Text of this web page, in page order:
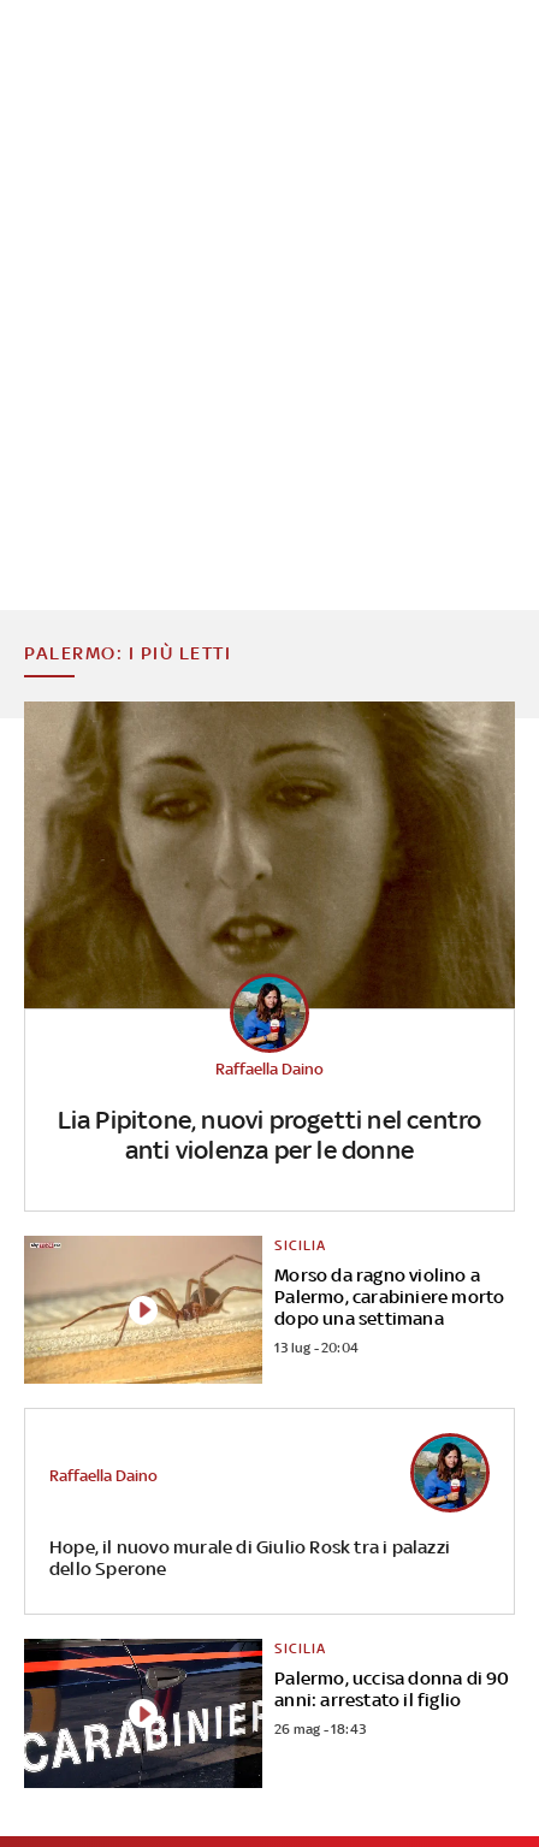
PALERMO: I PIÙ LETTI
Lia Pipitone, nuovi progetti nel centro
anti violenza per le donne
Raffaella Daino
Morso da ragno violino a
Palermo, carabiniere morto
dopo una settimana
SICILIA
13 lug - 20:04
Hope, il nuovo murale di Giulio Rosk tra i palazzi
dello Sperone
Raffaella Daino
Palermo, uccisa donna di 90
anni: arrestato il figlio
SICILIA
26 mag - 18:43